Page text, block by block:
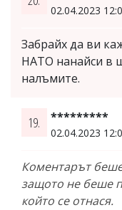
02.04.2023
Забрайх да ви
НАТО нанайси в
налъмите.
19. *********
02.04.2023
Коментарът
защото не беше
който се отнася.